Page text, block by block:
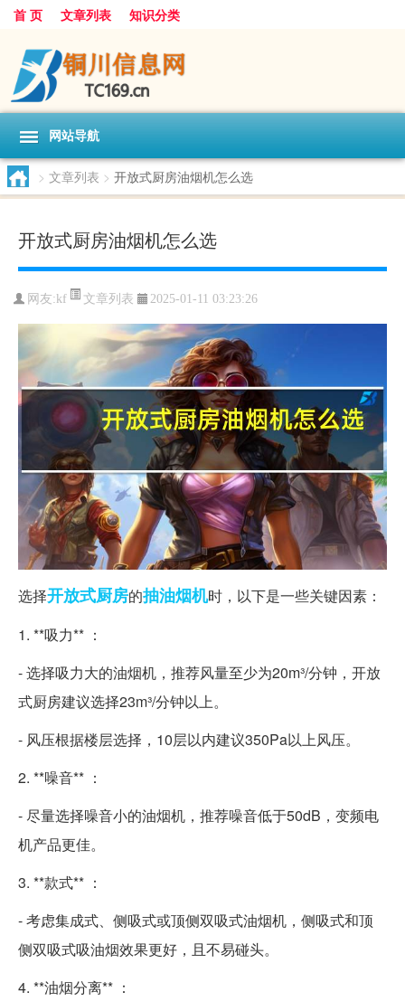
首 页 文章列表 知识分类
网站导航
> 文章列表 > 开放式厨房油烟机怎么选
开放式厨房油烟机怎么选
网友: kf 文章列表 2025-01-11 03:23:26
选择开放式厨房的抽油烟机时，以下是一些关键因素：
1. **吸力** ：
- 选择吸力大的油烟机，推荐风量至少为20m³/分钟，开放
式厨房建议选择23m³/分钟以上。
- 风压根据楼层选择，10层以内建议350Pa以上风压。
2. **噪音** ：
- 尽量选择噪音小的油烟机，推荐噪音低于50dB，变频电
机产品更佳。
3. **款式** ：
- 考虑集成式、侧吸式或顶侧双吸式油烟机，侧吸式和顶
侧双吸式吸油烟效果更好，且不易碰头。
4. **油烟分离** ：